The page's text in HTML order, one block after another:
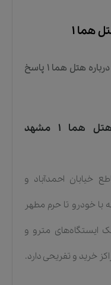
هما ۱
هتل هما ۱ پاسخ
موقعیت جغرافیایی هتل هما ۱ مشهد
تقاطع خیابان احمدآباد و
شده و حدود 20 دقیقه با خودرو تا حرم مطهر
ایستگاه‌های مترو و
خرید و تفریحی دارد.